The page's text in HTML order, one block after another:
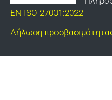
EN ISO 27001:2022
Δήλωση